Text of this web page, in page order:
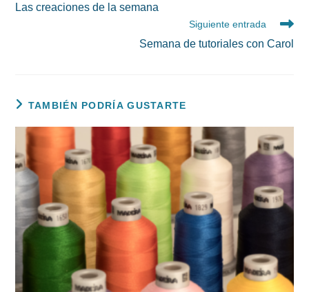
artículos
Las creaciones de la semana
Siguiente entrada
Semana de tutoriales con Carol
TAMBIÉN PODRÍA GUSTARTE